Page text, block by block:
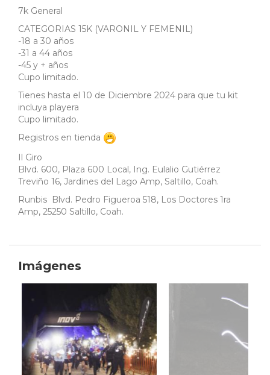
7k General
CATEGORIAS 15K (VARONIL Y FEMENIL)
-18 a 30 años
-31 a 44 años
-45 y + años
Cupo limitado.
Tienes hasta el 10 de Diciembre 2024 para que tu kit
incluya playera
Cupo limitado.
Registros en tienda
Il Giro
Blvd. 600, Plaza 600 Local, Ing. Eulalio Gutiérrez
Treviño 16, Jardines del Lago Amp, Saltillo, Coah.
Runbis Blvd. Pedro Figueroa 518, Los Doctores 1ra
Amp, 25250 Saltillo, Coah.
Imágenes